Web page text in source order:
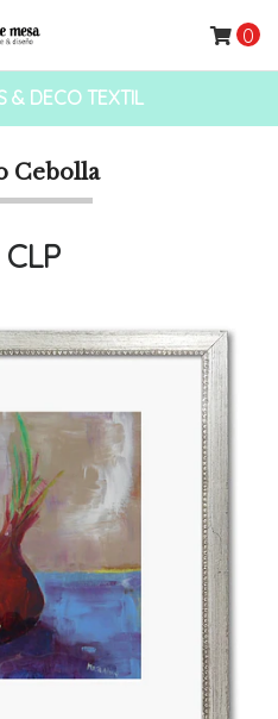
& DECO TEXTIL
0
Cebolla